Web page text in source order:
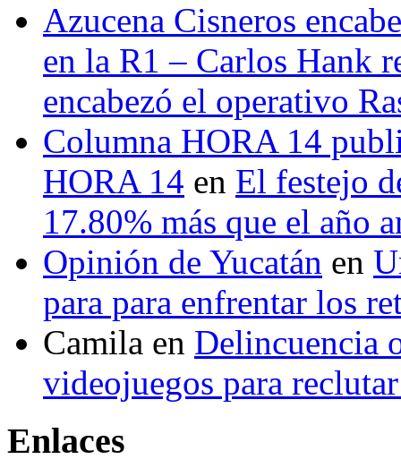
Azucena Cisneros
en la R1 – Carlos Hank
encabezó el operativo
Columna HORA 14
HORA 14 en El festejo
17.80% más que el año
Opinión de Yucatán en
para para enfrentar los
Camila en Delincuencia
videojuegos para
Enlaces